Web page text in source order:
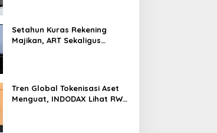
Setahun Kuras Rekening
Majikan, ART Sekaligus
Tren Global Tokenisasi Aset
Menguat, INDODAX Lihat RWA